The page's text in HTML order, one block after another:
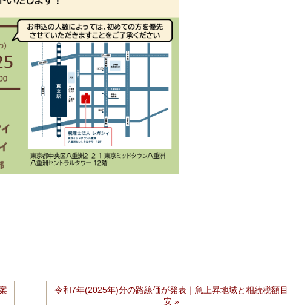
令和7年(2025年)分の路線価が発表｜急上昇地域と相続税額目
安 »